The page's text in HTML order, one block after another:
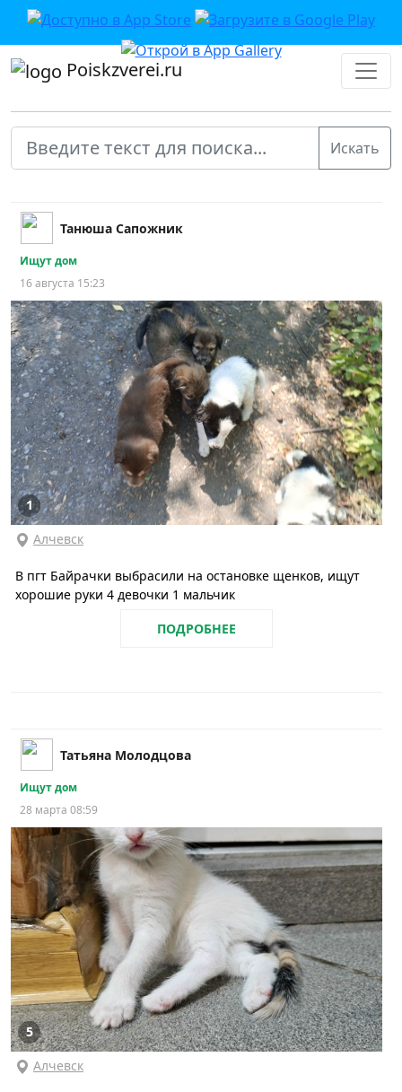
Poiskzverei.ru
Танюша Сапожник
Ищут дом
16 августа 15:23
1
Алчевск
В пгт Байрачки выбрасили на остановке щенков, ищут
хорошие руки 4 девочки 1 мальчик
ПОДРОБНЕЕ
Татьяна Молодцова
Ищут дом
28 марта 08:59
5
Алчевск